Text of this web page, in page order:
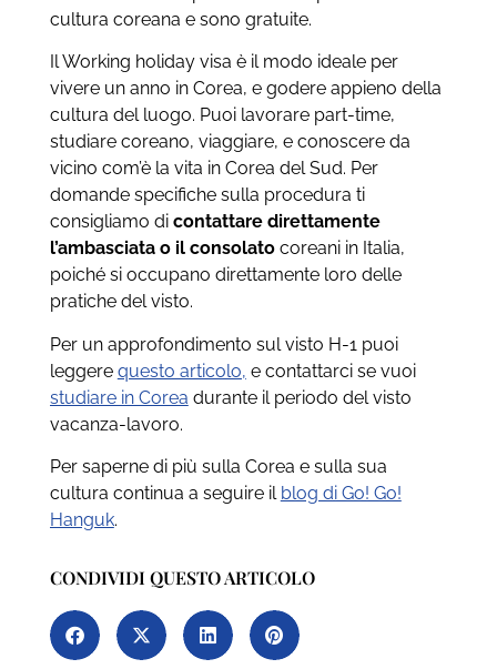
cultura coreana e sono gratuite.
Il Working holiday visa è il modo ideale per
vivere un anno in Corea, e godere appieno della
cultura del luogo. Puoi lavorare part-time,
studiare coreano, viaggiare, e conoscere da
vicino com’è la vita in Corea del Sud. Per
domande specifiche sulla procedura ti
consigliamo di contattare direttamente
l’ambasciata o il consolatocoreani in Italia,
poiché si occupano direttamente loro delle
pratiche del visto.
Per un approfondimento sul visto H-1 puoi
leggere questo articolo, e contattarci se vuoi
studiare in Corea durante il periodo del visto
vacanza-lavoro.
Per saperne di più sulla Corea e sulla sua
cultura continua a seguire il blog di Go! Go!
Hanguk.
CONDIVIDI QUESTO ARTICOLO